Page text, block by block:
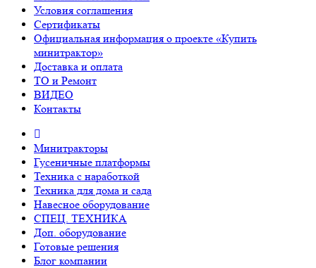
Условия соглашения
Сертификаты
Официальная информация о проекте «Купить
минитрактор»
Доставка и оплата
ТО и Ремонт
ВИДЕО
Контакты
Минитракторы
Гусеничные платформы
Техника с наработкой
Техника для дома и сада
Навесное оборудование
СПЕЦ. ТЕХНИКА
Доп. оборудование
Готовые решения
Блог компании